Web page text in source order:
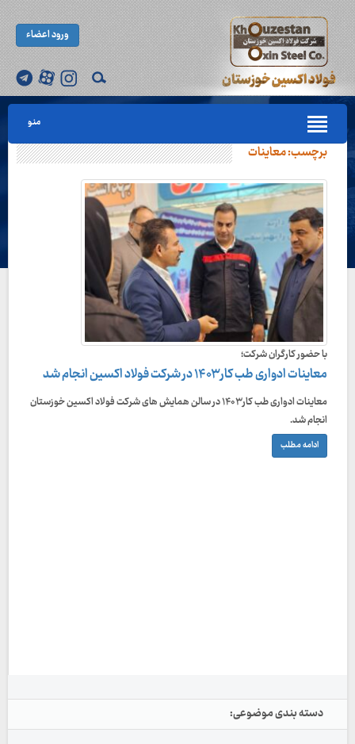
ورود اعضاء
منو
برچسب:معاینات
با حضور کارگران شرکت؛
معاینات ادواری طب کار ۱۴۰۳ در شرکت فولاد اکسین انجام شد
معاینات ادواری طب کار ۱۴۰۳ در سالن همایش های شرکت فولاد اکسین خوزستان
انجام شد.
ادامه مطلب
دسته بندی موضوعی: